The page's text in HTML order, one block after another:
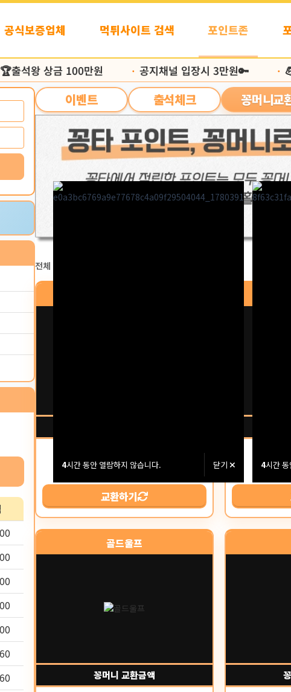
4시간 동안 열람하지 않습니다. 닫기 4시간
공식보증업체 먹튀사이트 검색 포인트존
석왕 상금 100만원 공지채널 입장시 3만원🔑 💪
이벤트 출석체크 꽁머니교
전체 15
4,690,000
교환하기
골드울프
꽁머니 교환금액